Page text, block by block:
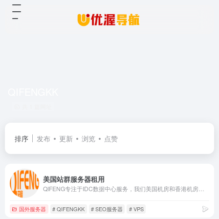
排序 发布 更新 浏览 点赞
美国站群服务器租用
国外服务器 # QIFENGKK # SEO服务器 # VPS